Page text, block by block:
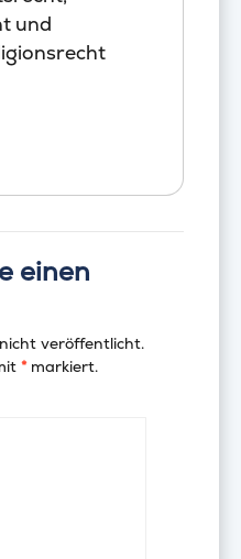
und
einen
veröffentlicht.
*markiert.